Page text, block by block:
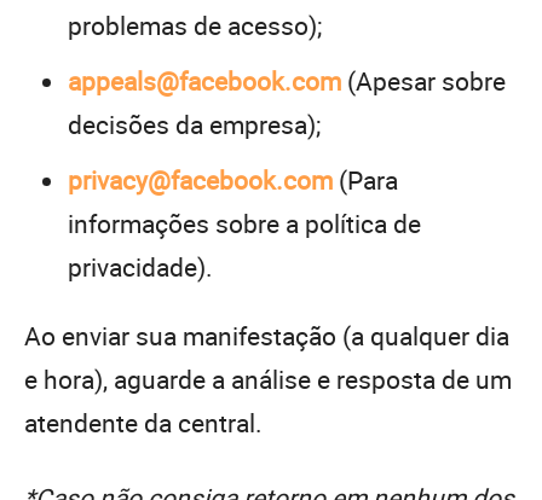
problemas de acesso);
appeals@facebook.com (Apesar sobre
decisões da empresa);
privacy@facebook.com (Para
informações sobre a política de
privacidade).
Ao enviar sua manifestação (a qualquer dia
e hora), aguarde a análise e resposta de um
atendente da central.